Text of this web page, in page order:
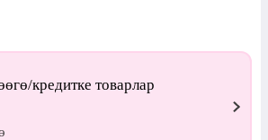
кредитке товарлар